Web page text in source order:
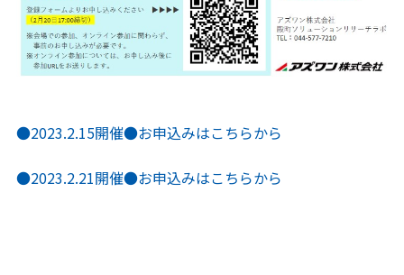
●2023.2.15開催●お申込みはこちらから
●2023.2.21開催●お申込みはこちらから